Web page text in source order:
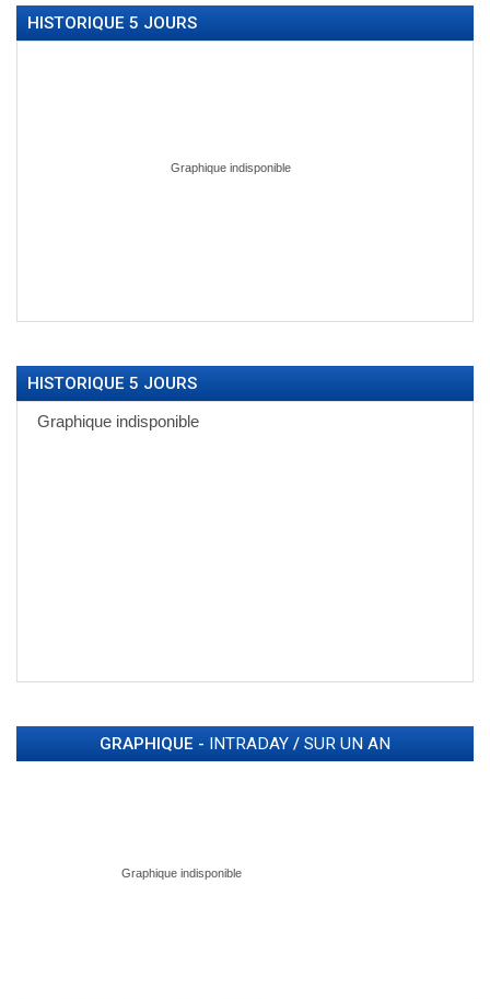
HISTORIQUE 5 JOURS
HISTORIQUE 5 JOURS
GRAPHIQUE - INTRADAY / SUR UN AN